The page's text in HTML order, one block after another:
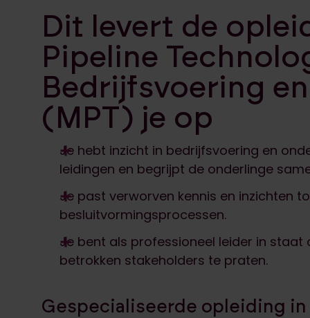
Dit levert de
Pipeline
Bedrijfsvoering
(MPT) je op
Je hebt inzicht in bedrijfsvoering en
leidingen en begrijpt de onderlinge
Je past verworven kennis en inzichten
besluitvormingsprocessen.
Je bent als professioneel leider in
betrokken stakeholders te praten.
Gespecialiseerde opleiding